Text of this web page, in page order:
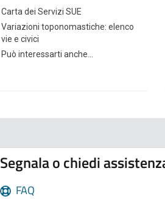
Carta dei Servizi SUE
Variazioni toponomastiche: elenco
vie e civici
Può interessarti anche...
Segnala o chiedi
FAQ